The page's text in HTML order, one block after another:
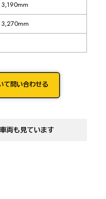
3,190mm
3,270mm
て問い合わせる
両も見ています